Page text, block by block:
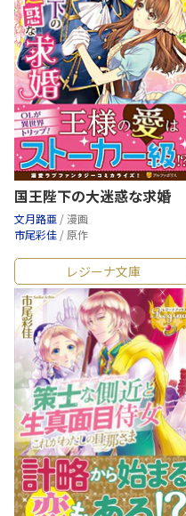
国王陛下の大迷惑な求婚
文月路亜 / 漫画
市尾彩佳 / 原作
レジーナ文庫